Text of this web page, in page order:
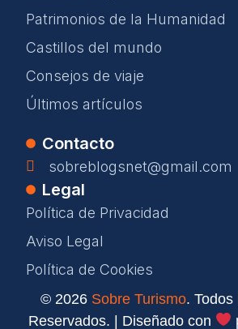
Patrimonios de la Humanidad
Castillos del mundo
Consejos de viaje
Últimos artículos
Contacto
sobreblogsnet@gmail.com
Legal
Política de Privacidad
Aviso Legal
Política de Cookies
© 2026 Sobre Turismo.
Reservados. | Diseñado con